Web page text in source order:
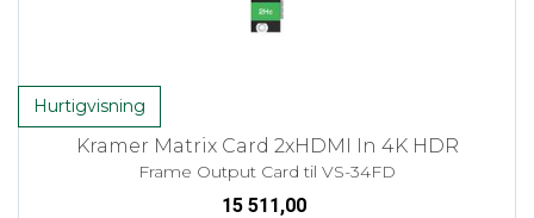
Hurtigvisning
Kramer Matrix Card 2xHDMI In 4K HDR
Frame Output Card til VS-34FD
15 511,00